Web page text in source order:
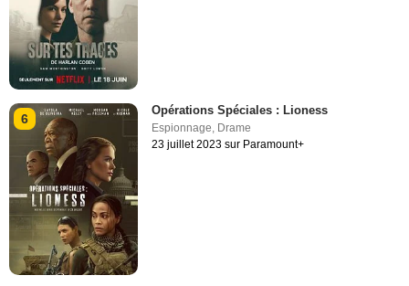
6
Opérations Spéciales : Lioness
Espionnage Drame
23 juillet 2023 sur Paramount+